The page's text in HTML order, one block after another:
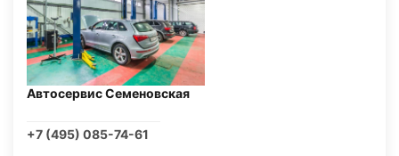
Автосервис Семеновская
+7 (495) 085-74-61